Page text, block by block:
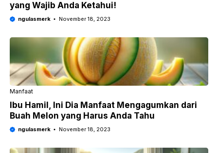
yang Wajib Anda Ketahui!
ngulasmerk November 18, 2023
Manfaat
Ibu Hamil, Ini Dia Manfaat Mengagumkan dari
Buah Melon yang Harus Anda Tahu
ngulasmerk November 18, 2023